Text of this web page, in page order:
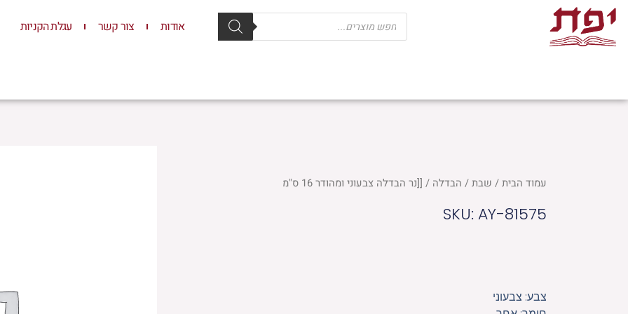
דילוג
לתוכן
Products
search אודות צור קשר עגלת הקניות
עמוד הבית/ שבת/ הבדלה / [[נר הבדלה צבעוני ומהודר 16 ס"מ
SKU: AY-81575
צבע: צבעוני